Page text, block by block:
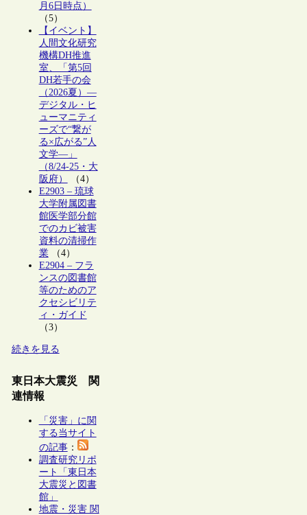
月6日時点）
（5）
【イベント】
人間文化研究
機構DH推進
室、「第5回
DH若手の会
（2026夏）―
デジタル・ヒ
ューマニティ
ーズで“繋が
る×広がる”人
文学―」
（8/24-25・大
阪府）
（4）
E2903 – 琉球
大学附属図書
館医学部分館
でのカビ被害
資料の清掃作
業（4）
E2904 – フラ
ンスの図書館
等のためのア
クセシビリテ
ィ・ガイド
（3）
続きを見る
東日本大震災 関
連情報
「災害」に関
する当サイト
の記事：
調査研究リポ
ート「東日本
大震災と図書
館」
地震・災害 関